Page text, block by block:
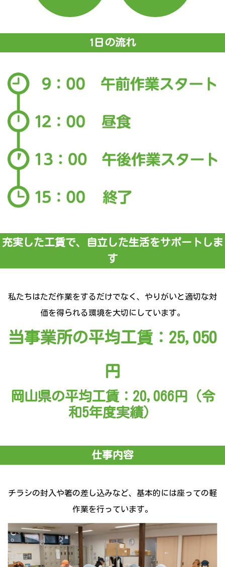
1日の流れ
充実した工賃で、自立した生活をサポートしま
す
私たちはただ作業をするだけでなく、やりがいと適切な対
価を得られる環境を大切にしています。
当事業所の平均工賃：25,050
円
岡山県の平均工賃：20,066円（令
和5年度実績）
仕事内容
チラシの封入や箸の差し込みなど、基本的には座っての軽
作業を行っています。